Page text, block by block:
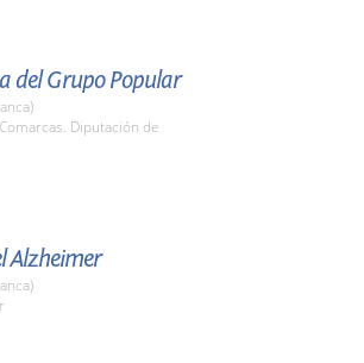
del Grupo Popular
Diputación de
Alzheimer